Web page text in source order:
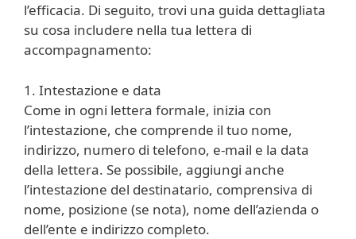
l’efficacia. Di seguito, trovi una guida dettagliata
su cosa includere nella tua lettera di
accompagnamento:
1. Intestazione e data
Come in ogni lettera formale, inizia con
l’intestazione, che comprende il tuo nome,
indirizzo, numero di telefono, e-mail e la data
della lettera. Se possibile, aggiungi anche
l’intestazione del destinatario, comprensiva di
nome, posizione (se nota), nome dell’azienda o
dell’ente e indirizzo completo.